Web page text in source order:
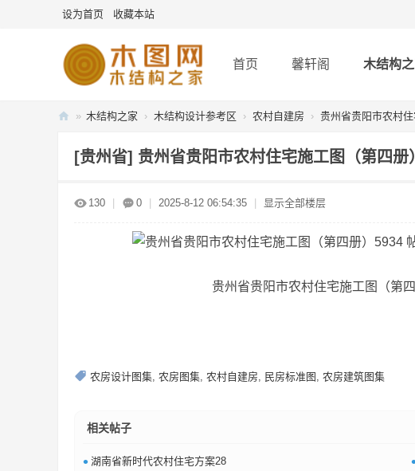
设为首页 收藏本站
首页 馨轩阁 木结构
» 木结构之家 › 木结构设计参考区 › 农村自建房 › 贵州省贵阳市农村
[贵州省] 贵州省贵阳市农村住宅施工图（第四册）
130 0 2025-8-12 06:54:35 显示全部楼层
贵州省贵阳市农村住宅施工图（第
农房设计图集, 农房图集, 农村自建房, 民房标准图 , 农房建筑图集
相关帖子
• 湖南省新时代农村住宅方案28